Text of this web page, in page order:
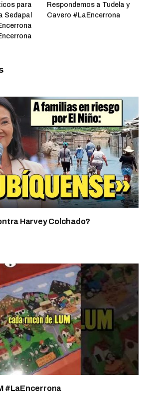
para
Sedapal
Respondemos a Tudela y
Cavero #LaEncerrona
Harvey Colchado?
#LaEncerrona